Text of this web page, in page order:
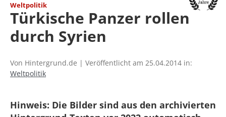
Weltpolitik
Türkische Panzer rollen
durch Syrien
Von Hintergrund.de | Veröffentlicht am 25.04.2014 in:
Weltpolitik
Hinweis: Die Bilder sind aus den archivierten